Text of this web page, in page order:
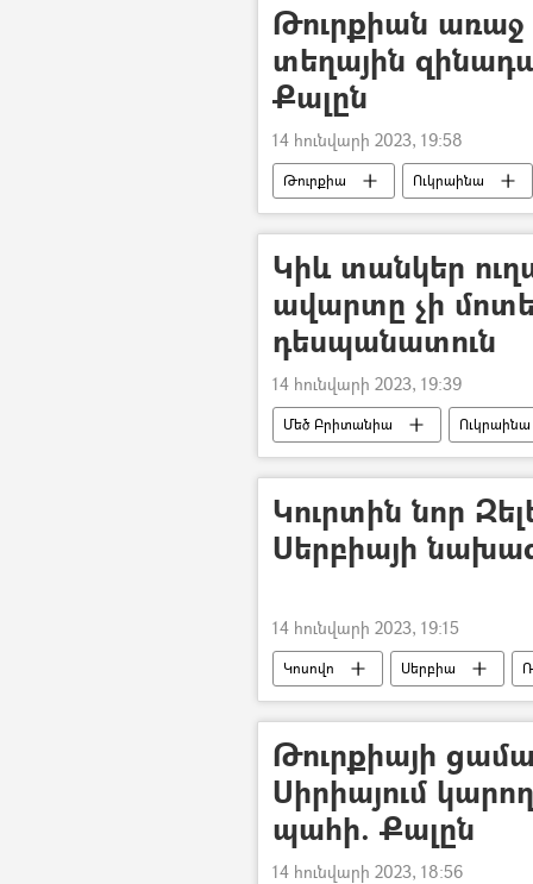
Թուրքիան առաջ
տեղային
Քալըն
14 հունվարի 2023, 19:58
Թուրքիա Ուկրաինա
Կիև տանկեր
ավարտը չի
դեսպանատուն
14 հունվարի 2023, 19:39
Մեծ Բրիտանիա Ուկրաինա
Կուրտին նոր
Սերբիայի
14 հունվարի 2023, 19:15
Կոսովո Սերբիա
Թուրքիայի
Սիրիայում
պահի. Քալըն
14 հունվարի 2023, 18:56